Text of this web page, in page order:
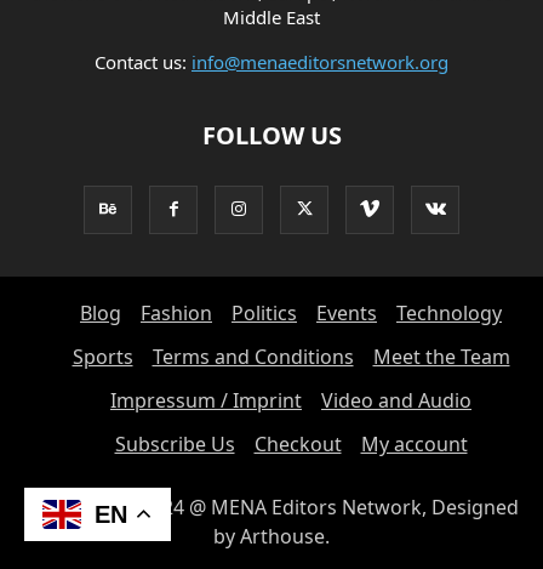
Middle East
Contact us: info@menaeditorsnetwork.org
FOLLOW US
Blog Fashion Politics Events
Technology
Sports
Terms and Conditions
Meet the Team
Impressum / Imprint
Video and Audio
Subscribe Us
Checkout My account
© Copyright 2024 @ MENA Editors Network, Designed
by Arthouse.
EN